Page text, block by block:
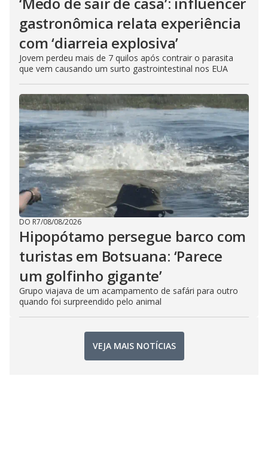
gastronômica relata experiência
com ‘diarreia explosiva’
Jovem perdeu mais de 7 quilos após contrair o parasita
que vem causando um surto gastrointestinal nos EUA
DO R7/08/08/2026
Hipopótamo persegue barco com
turistas em Botsuana: ‘Parece
um golfinho gigante’
Grupo viajava de um acampamento de safári para outro
quando foi surpreendido pelo animal
VEJA MAIS NOTÍCIAS